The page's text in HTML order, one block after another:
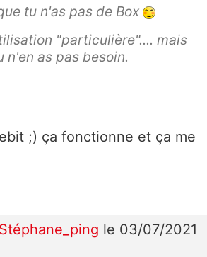
tu n'as pas de Box
"particulière".... mais
n'en as pas besoin.
;) ça fonctionne et ça me
Stéphane_ping le 03/07/2021